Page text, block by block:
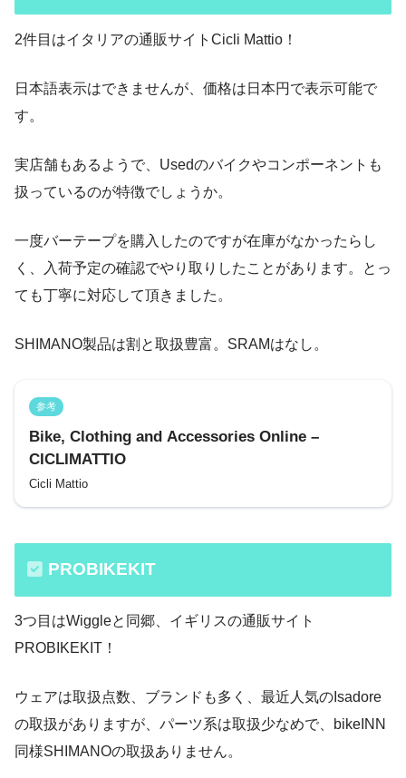
2件目はイタリアの通販サイトCicli Mattio！
日本語表示はできませんが、価格は日本円で表示可能で
す。
実店舗もあるようで、Usedのバイクやコンポーネントも
扱っているのが特徴でしょうか。
一度バーテープを購入したのですが在庫がなかったらし
く、入荷予定の確認でやり取りしたことがあります。とっ
ても丁寧に対応して頂きました。
SHIMANO製品は割と取扱豊富。SRAMはなし。
参考
Bike, Clothing and Accessories Online –
CICLIMATTIO
Cicli Mattio
PROBIKEKIT
3つ目はWiggleと同郷、イギリスの通販サイト
PROBIKEKIT！
ウェアは取扱点数、ブランドも多く、最近人気のIsadore
の取扱がありますが、パーツ系は取扱少なめで、bikeINN
同様SHIMANOの取扱ありません。